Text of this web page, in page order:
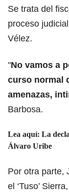
Se trata del
proceso
Vélez.
"No vamos a
curso normal
amenazas,
Barbosa.
Lea aquí: La
Álvaro Uribe
Por otra parte,
el ‘Tuso’